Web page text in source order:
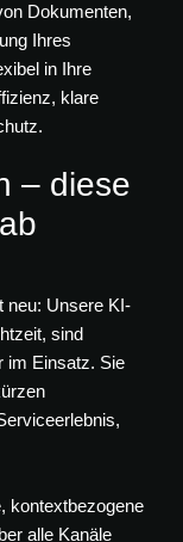
Dokumenten,
Ihres
in Ihre
klare
– diese
neu: Unsere KI-
sind
im Einsatz. Sie
kontextbezogene
alle Kanäle